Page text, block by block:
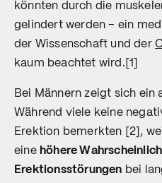
könnten durch die
gelindert werden – ein
der Wissenschaft und der
kaum beachtet wird.[1]
Bei Männern zeigt sich ein
Während viele keine
Erektion bemerkten [2],
eine höhere
Erektionsstörungen bei